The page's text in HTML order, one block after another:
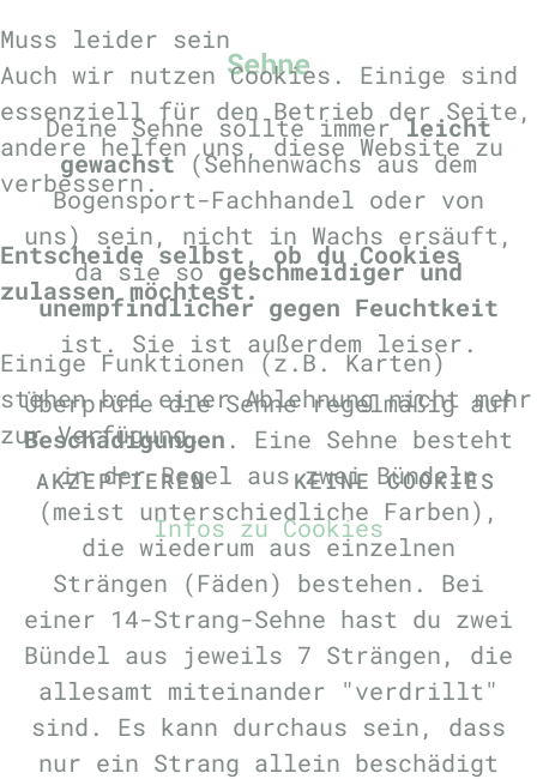
Sehne
Deine Sehne sollte immerleicht
gewachst(Sehnenwachs aus dem
Bogensport-Fachhandel oder von
uns) sein, nicht in Wachs ersäuft,
da sie sogeschmeidiger und
unempfindlicher gegen Feuchtkeit
ist. Sie ist außerdem leiser.
Überprüfe die Sehne regelmäßig auf
Beschädigungen . Eine Sehne besteht
in der Regel aus zwei Bündeln
(meist unterschiedliche Farben),
die wiederum aus einzelnen
Strängen (Fäden) bestehen. Bei
einer 14-Strang-Sehne hast du zwei
Bündel aus jeweils 7 Strängen, die
allesamt miteinander "verdrillt"
sind. Es kann durchaus sein, dass
nur ein Strang allein beschädigt
Muss leider sein
Auch wir nutzen Cookies. Einige sind
essenziell für den Betrieb der Seite,
andere helfen uns, diese Website zu
verbessern.
Entscheide selbst, ob du Cookies
zulassen möchtest.
Einige Funktionen (z.B. Karten)
stehen bei einer Ablehnung nicht mehr
zur Verfügung.
AKZEPTIEREN KEINE COOKIES
Infos zu Cookies